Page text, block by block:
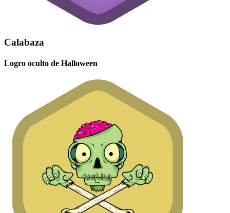
Calabaza
Logro oculto de Halloween